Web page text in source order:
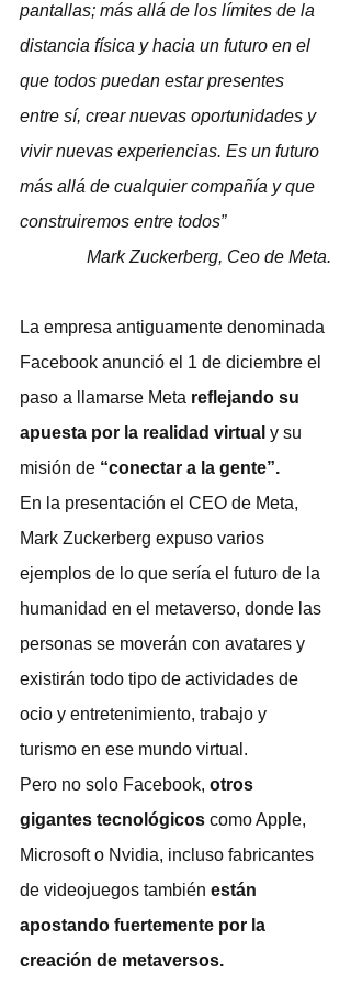
pantallas; más allá de los límites de la
distancia física y hacia un futuro en el
que todos puedan estar presentes
entre sí, crear nuevas oportunidades y
vivir nuevas experiencias. Es un futuro
más allá de cualquier compañía y que
construiremos entre todos”
Mark Zuckerberg, Ceo de Meta.
La empresa antiguamente denominada
Facebook anunció el 1 de diciembre el
paso a llamarse Meta reflejando su
apuesta por la realidad virtual y su
misión de “conectar a la gente”.
En la presentación el CEO de Meta,
Mark Zuckerberg expuso varios
ejemplos de lo que sería el futuro de la
humanidad en el metaverso, donde las
personas se moverán con avatares y
existirán todo tipo de actividades de
ocio y entretenimiento, trabajo y
turismo en ese mundo virtual.
Pero no solo Facebook, otros
gigantes tecnológicos como Apple,
Microsoft o Nvidia, incluso fabricantes
de videojuegos también están
apostando fuertemente por la
creación de metaversos.